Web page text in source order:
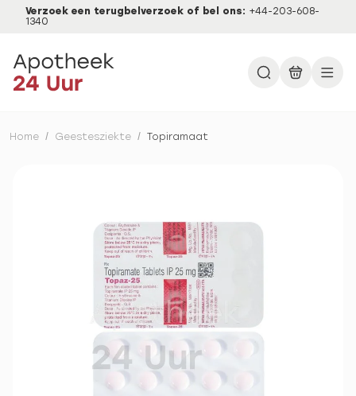
Verzoek een terugbelverzoek of bel ons: +44-203-608-
1340
Home / Geestesziekte / Topiramaat